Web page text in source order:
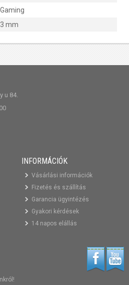
Gaming
3 mm
u 84.
INFORMÁCIÓK
Vásárlási információk
Fizetés és szállítás
Garancia ügyintézés
Gyakori kérdések
14 napos elállás